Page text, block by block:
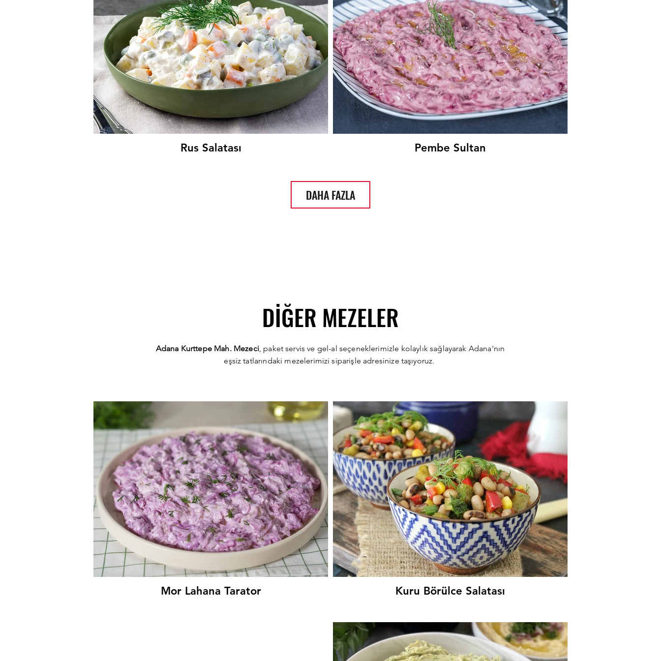
Rus Salatası Pembe Sultan
Yaprak Sarması Kuru Biber Dolması
Köpoğlu Tahin Tarator
DAHA FAZLA
DİĞER MEZELER
Adana Kurttepe Mah. Mezeci, paket servis ve gel-al seçeneklerimizle kolaylık sağlayarak Adana'nın
eşsiz tatlarındaki mezelerimizi siparişle adresinize taşıyoruz.
Mor Lahana Tarator Kuru Börülce Salatası